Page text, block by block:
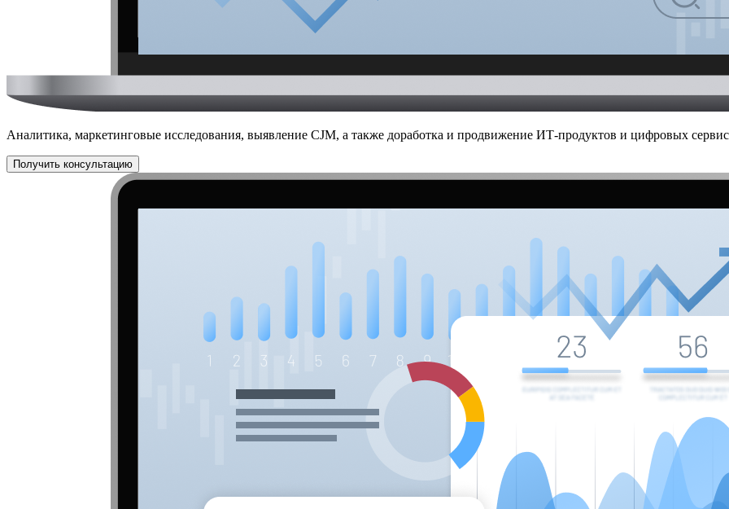
Аналитика, маркетинговые исследования, выявление CJM, а также доработка и продвижение ИТ-продуктов и цифровых
Получить консультацию